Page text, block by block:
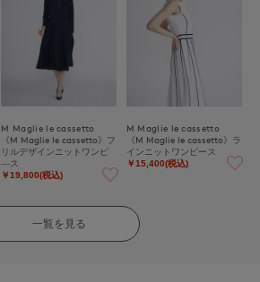
M Maglie le cassetto
《M Maglie le cassetto》フ
リルデザインニットワンピ
―ス
￥19,800(税込)
M Maglie le cassetto
《M Maglie le cassetto》ラ
インニットワンピース
￥15,400(税込)
一覧を見る